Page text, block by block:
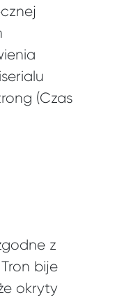
(Czas
z
bije
okryty